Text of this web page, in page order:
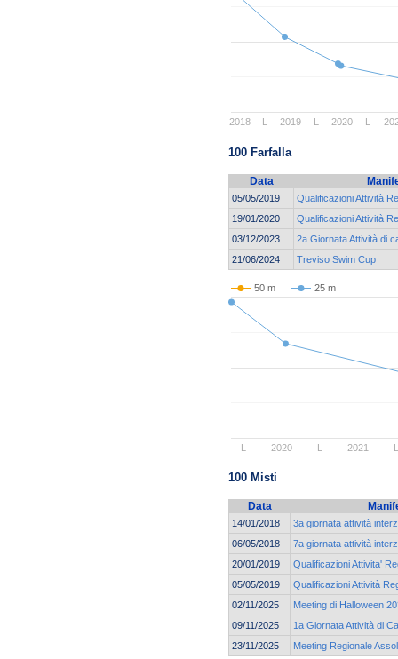
2018 2019 2020
100 Farfalla
Data
05/05/2019
Qualificazioni Attività
19/01/2020
Qualificazioni Attività
03/12/2023
2a Giornata Attività di
21/06/2024
Treviso Swim Cup
50 m 25 m
2020 2021
L L L
100 Misti
Data
14/01/2018
3a giornata attività
06/05/2018
7a giornata attività
20/01/2019
Qualificazioni Attivita'
05/05/2019
Qualificazioni Attività
02/11/2025
Meeting di Halloween
09/11/2025
1a Giornata Attività di
23/11/2025
Meeting Regionale